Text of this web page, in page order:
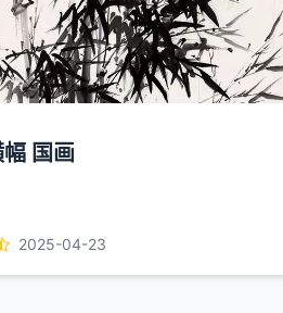
国画
2025-04-23